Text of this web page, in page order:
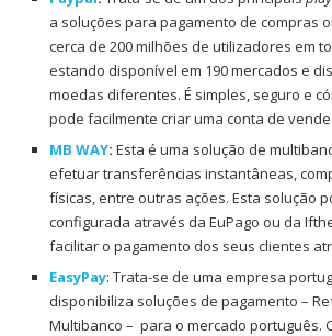
a soluções para pagamento de compras
cerca de 200 milhões de utilizadores em
estando disponível em 190 mercados e
moedas diferentes. É simples, seguro e
pode facilmente criar uma conta de
MB WAY: Esta é uma solução de
efetuar transferências instantâneas,
físicas, entre outras ações. Esta solução
configurada através da EuPago ou da
facilitar o pagamento dos seus clientes
EasyPay: Trata-se de uma empresa
disponibiliza soluções de pagamento –
Multibanco – para o mercado português.